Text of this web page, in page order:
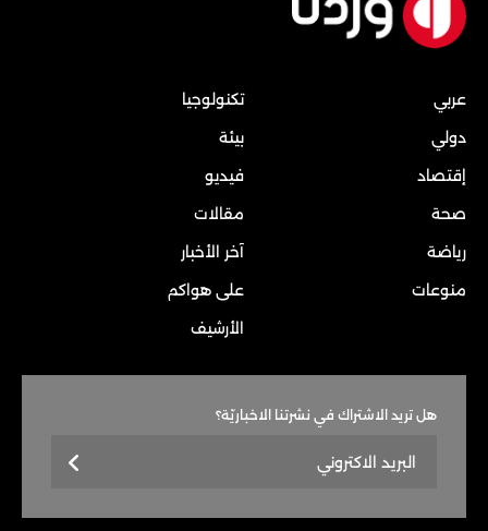
عربي
دولي
إقتصاد
صحة
رياضة
منوعات
تكنولوجيا
بيئة
فيديو
مقالات
آخر الأخبار
على هواكم
الأرشيف
هل تريد الاشتراك في نشرتنا الاخباريّة؟